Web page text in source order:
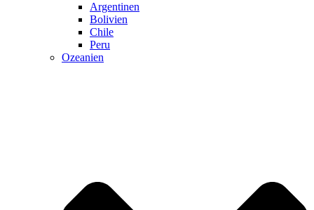
Argentinen
Bolivien
Chile
Peru
Ozeanien